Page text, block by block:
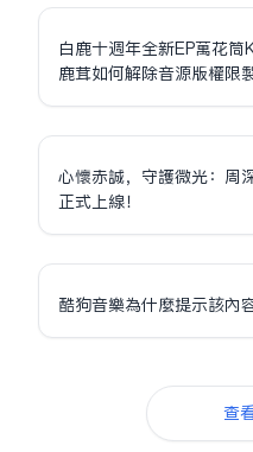
白鹿十週年全新EP萬花
鹿茸如何解除音源版權限
心懷赤誠，守護微光：周
正式上線！
酷狗音樂為什麼提示該內
查